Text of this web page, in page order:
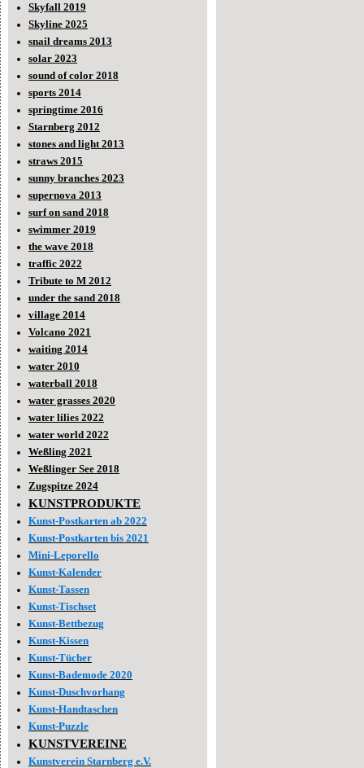
Skyfall 2019
Skyline 2025
snail dreams 2013
solar 2023
sound of color 2018
sports 2014
springtime 2016
Starnberg 2012
stones and light 2013
straws 2015
sunny branches 2023
supernova 2013
surf on sand 2018
swimmer 2019
the wave 2018
traffic 2022
Tribute to M 2012
under the sand 2018
village 2014
Volcano 2021
waiting 2014
water 2010
waterball 2018
water grasses 2020
water lilies 2022
water world 2022
Weßling 2021
Weßlinger See 2018
Zugspitze 2024
KUNSTPRODUKTE
Kunst-Postkarten ab 2022
Kunst-Postkarten bis 2021
Mini-Leporello
Kunst-Kalender
Kunst-Tassen
Kunst-Tischset
Kunst-Bettbezug
Kunst-Kissen
Kunst-Tücher
Kunst-Bademode 2020
Kunst-Duschvorhang
Kunst-Handtaschen
Kunst-Puzzle
KUNSTVEREINE
Kunstverein Starnberg e.V.